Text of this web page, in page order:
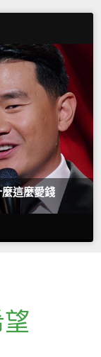
麼這麼愛錢